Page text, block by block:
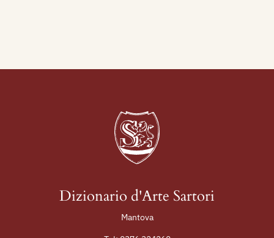
Dizionario d'Arte Sartori
Mantova